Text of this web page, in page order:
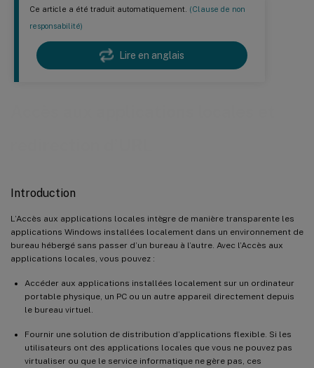
Ce article a été traduit automatiquement. (Clause de non
responsabilité)
Lire en anglais
Introduction
L’Accès aux applications locales intègre de manière transparente les
applications Windows installées localement dans un environnement de
bureau hébergé sans passer d’un bureau à l’autre. Avec l’Accès aux
applications locales, vous pouvez :
Accéder aux applications installées localement sur un ordinateur
portable physique, un PC ou un autre appareil directement depuis
le bureau virtuel.
Fournir une solution de distribution d’applications flexible. Si les
utilisateurs ont des applications locales que vous ne pouvez pas
virtualiser ou que le service informatique ne gère pas, ces